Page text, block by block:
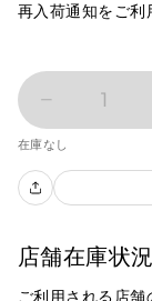
再入荷通知をご利
1
在庫なし
店舗在庫状況